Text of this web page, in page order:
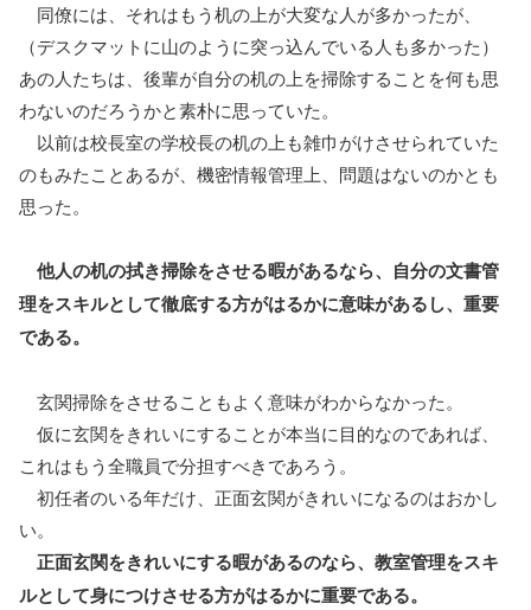
同僚には、それはもう机の上が大変な人が多かったが、
（デスクマットに山のように突っ込んでいる人も多かった）
あの人たちは、後輩が自分の机の上を掃除することを何も思
わないのだろうかと素朴に思っていた。
以前は校長室の学校長の机の上も雑巾がけさせられていた
のもみたことあるが、機密情報管理上、問題はないのかとも
思った。
他人の机の拭き掃除をさせる暇があるなら、自分の文書管
理をスキルとして徹底する方がはるかに意味があるし、重要
である。
玄関掃除をさせることもよく意味がわからなかった。
仮に玄関をきれいにすることが本当に目的なのであれば、
これはもう全職員で分担すべきであろう。
初任者のいる年だけ、正面玄関がきれいになるのはおかし
い。
正面玄関をきれいにする暇があるのなら、教室管理をスキ
ルとして身につけさせる方がはるかに重要である。